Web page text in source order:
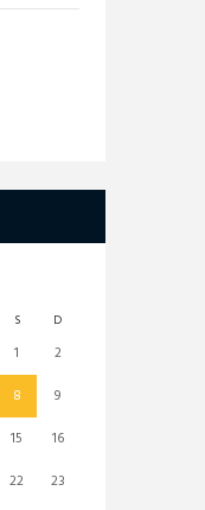
S D
1
2
8
9
15
16
22 23